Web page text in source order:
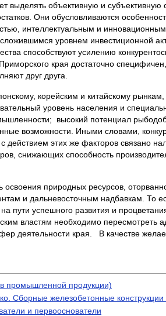
выделять объективную и
Они обусловливаются
интеллектуальным и
уровнем инвестиционной
способствуют усилению
края достаточно
друг друга.
корейским и китайскому
уровень населения и
высокий потенциал
возможности. Иными словами,
этих же факторов связано
снижающих способность
природных ресурсов,
и дальневосточным надбавкам. То
успешного развития и
властям необходимо пересмотреть
деятельности края. В качестве
промышленной продукции)
Сборные железобетонные конструкции
и первооснователи